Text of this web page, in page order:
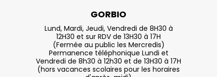
GORBIO
Lund, Mardi, Jeudi, Vendredi de 8H30 à
12H30 et sur RDV de 13H30 à 17H
(Fermée au public les Mercredis)
Permanence téléphonique Lundi et
Vendredi de 8h30 à 12h30 et de 13H30 à 17H
(hors vacances scolaires pour les horaires